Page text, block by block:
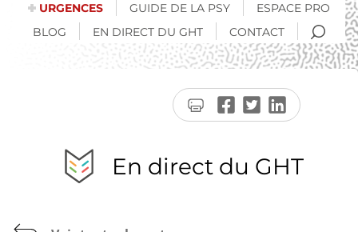
URGENCES GUIDE DE LA PSY
ESPACE PRO
BLOG
EN DIRECT DU GHT CONTACT
En direct du GHT
Imprimer
la
Partager
sur
Partager
sur
Partager
sur